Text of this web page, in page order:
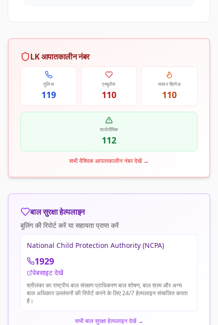
LK आपातकालीन नंबर
पुलिस
119
एम्बुलेंस
110
फायर ब्रिगेड
110
सार्वभौमिक
112
सभी वैश्विक आपातकालीन नंबर देखें→
बाल सुरक्षा हेल्पलाइन
बुलिंग की रिपोर्ट करें या सहायता प्राप्त करें
National Child Protection Authority (NCPA)
1929
वेबसाइट देखें
श्रीलंका का राष्ट्रीय बाल संरक्षण प्राधिकरण बाल शोषण, बाल श्रम और अन्य
बाल अधिकार उल्लंघनों की रिपोर्ट करने के लिए 24/7 हेल्पलाइन संचालित करता
है।
सभी बाल सुरक्षा हेल्पलाइन देखें→